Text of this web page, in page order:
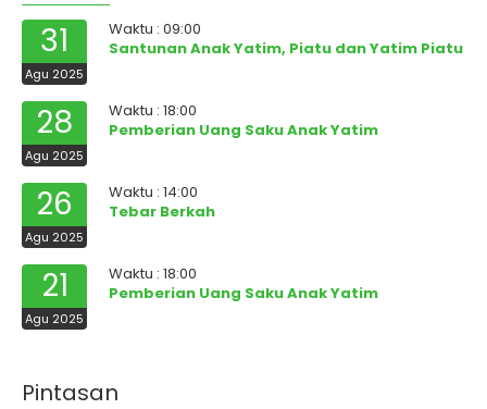
31
Agu 2025
Waktu : 09:00
Santunan Anak Yatim, Piatu dan Yatim Piatu
28
Agu 2025
Waktu : 18:00
Pemberian Uang Saku Anak Yatim
26
Agu 2025
Waktu : 14:00
Tebar Berkah
21
Agu 2025
Waktu : 18:00
Pemberian Uang Saku Anak Yatim
Pintasan